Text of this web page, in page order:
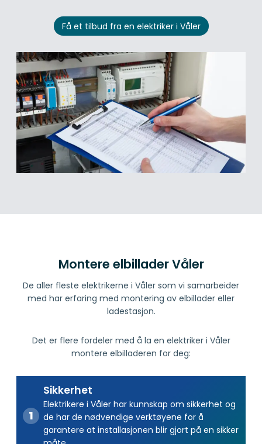
Få et tilbud fra en elektriker i Våler
Montere elbillader Våler
De aller fleste elektrikerne i Våler som vi samarbeider
med har erfaring med montering av elbillader eller
ladestasjon.
Det er flere fordeler med å la en elektriker i Våler
montere elbilladeren for deg:
Sikkerhet
Elektrikere i Våler har kunnskap om sikkerhet og
de har de nødvendige verktøyene for å
garantere at installasjonen blir gjort på en sikker